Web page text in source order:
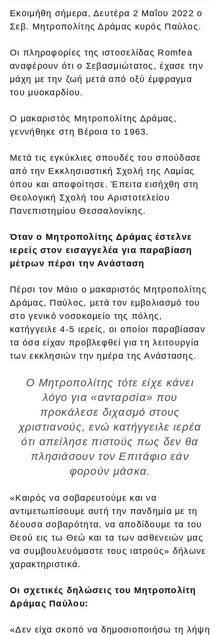
Εκοιμήθη σήμερα, Δευτέρα 2 Μαΐου 2022 ο
Σεβ. Μητροπολίτης Δράμας κυρός Παύλος.
Οι πληροφορίες της ιστοσελίδας Romfea
αναφέρουν ότι ο Σεβασμιώτατος, έχασε την
μάχη με την ζωή μετά από οξύ έμφραγμα
του μυοκαρδίου.
Ο μακαριστός Μητροπολίτης Δράμας,
γεννήθηκε στη Βέροια το 1963.
Μετά τις εγκύκλιες σπουδές του σπούδασε
από την Εκκλησιαστική Σχολή της Λαμίας
όπου και αποφοίτησε. Έπειτα εισήχθη στη
Θεολογική Σχολή του Αριστοτελείου
Πανεπιστημίου Θεσσαλονίκης.
Όταν ο Μητροπολίτης Δράμας έστελνε
ιερείς στον εισαγγελέα για παραβίαση
μέτρων πέρσι την Ανάσταση
Πέρσι τον Μάιο ο μακαριστός Μητροπολίτης
Δράμας, Παύλος, μετά τον εμβολιασμό του
στο γενικό νοσοκομείο της πόλης,
κατήγγειλε 4-5 ιερείς, οι οποίοι παραβίασαν
τα όσα είχαν προβλεφθεί για τη λειτουργία
των εκκλησιών την ημέρα της Ανάστασης.
Ο Μητροπολίτης τότε είχε κάνει
λόγο για «ανταρσία» που
προκάλεσε διχασμό στους
χριστιανούς, ενώ κατήγγειλε ιερέα
ότι απείλησε πιστούς πως δεν θα
πλησιάσουν τον Επιτάφιο εάν
φορούν μάσκα.
«Καιρός να σοβαρευτούμε και να
αντιμετωπίσουμε αυτή την πανδημία με τη
δέουσα σοβαρότητα, να αποδίδουμε τα του
Θεού εις τω Θεώ και τα των ασθενειών μας
να συμβουλευόμαστε τους ιατρούς» δήλωνε
χαρακτηριστικά.
Οι σχετικές δηλώσεις του Μητροπολίτη
Δράμας Παύλου:
«Δεν είχα σκοπό να δημοσιοποιήσω τη λήψη